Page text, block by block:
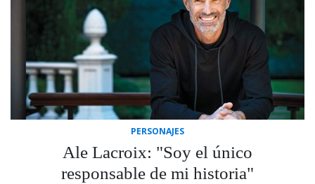
PERSONAJES
Ale Lacroix: "Soy el único
responsable de mi historia"